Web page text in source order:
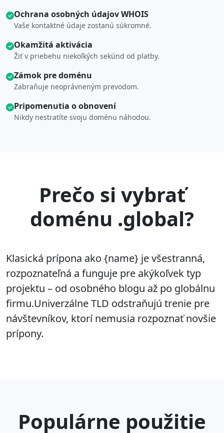
Ochrana osobných údajov WHOIS
Vaše kontaktné údaje zostanú súkromné.
Okamžitá aktivácia
Žiť v priebehu niekoľkých sekúnd od platby.
Zámok pre doménu
Zabraňuje neoprávneným prevodom.
Pripomenutia o obnovení
Nikdy nestratíte svoju doménu náhodou.
Prečo si vybrať
doménu .global?
Klasická prípona ako {name} je všestranná,
rozpoznateľná a funguje pre akýkoľvek typ
projektu – od osobného blogu až po globálnu
firmu.Univerzálne TLD odstraňujú trenie pre
návštevníkov, ktorí nemusia rozpoznať novšie
prípony.
Populárne použitie